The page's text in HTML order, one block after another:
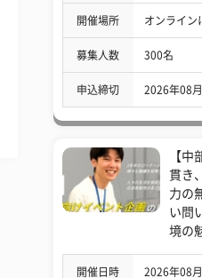
開催場所 オンライン
募集人数 300名
申込締切 2026年08
【中
貫き
力の
い問
境の
開催日時 2026年08